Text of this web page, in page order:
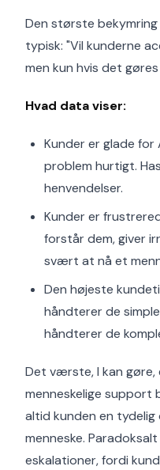
Den største
typisk: "Vil kunderne
men kun hvis det
Hvad data viser:
Kunder er glade for
problem hurtigt.
henvendelser.
Kunder er
forstår dem, giver
svært at nå et
Den højeste
håndterer de
håndterer de
Det værste, I kan gøre,
menneskelige support
altid kunden en
menneske.
eskalationer, fordi